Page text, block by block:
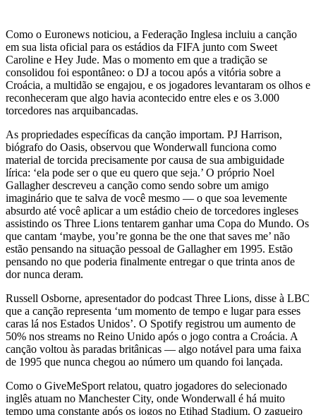
Como o Euronews noticiou, a Federação Inglesa incluiu a canção
em sua lista oficial para os estádios da FIFA junto com Sweet
Caroline e Hey Jude. Mas o momento em que a tradição se
consolidou foi espontâneo: o DJ a tocou após a vitória sobre a
Croácia, a multidão se engajou, e os jogadores levantaram os olhos e
reconheceram que algo havia acontecido entre eles e os 3.000
torcedores nas arquibancadas.
As propriedades específicas da canção importam. PJ Harrison,
biógrafo do Oasis, observou que Wonderwall funciona como
material de torcida precisamente por causa de sua ambiguidade
lírica: ‘ela pode ser o que eu quero que seja.’ O próprio Noel
Gallagher descreveu a canção como sendo sobre um amigo
imaginário que te salva de você mesmo — o que soa levemente
absurdo até você aplicar a um estádio cheio de torcedores ingleses
assistindo os Three Lions tentarem ganhar uma Copa do Mundo. Os
que cantam ‘maybe, you’re gonna be the one that saves me’ não
estão pensando na situação pessoal de Gallagher em 1995. Estão
pensando no que poderia finalmente entregar o que trinta anos de
dor nunca deram.
Russell Osborne, apresentador do podcast Three Lions, disse à LBC
que a canção representa ‘um momento de tempo e lugar para esses
caras lá nos Estados Unidos’. O Spotify registrou um aumento de
50% nos streams no Reino Unido após o jogo contra a Croácia. A
canção voltou às paradas britânicas — algo notável para uma faixa
de 1995 que nunca chegou ao número um quando foi lançada.
Como o GiveMeSport relatou, quatro jogadores do selecionado
inglês atuam no Manchester City, onde Wonderwall é há muito
tempo uma constante após os jogos no Etihad Stadium. O zagueiro